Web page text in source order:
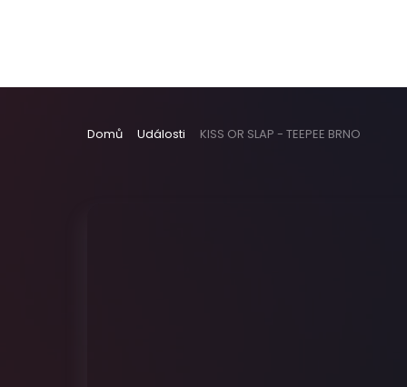
Domů Události KISS OR SLAP - TEEPEE BRNO